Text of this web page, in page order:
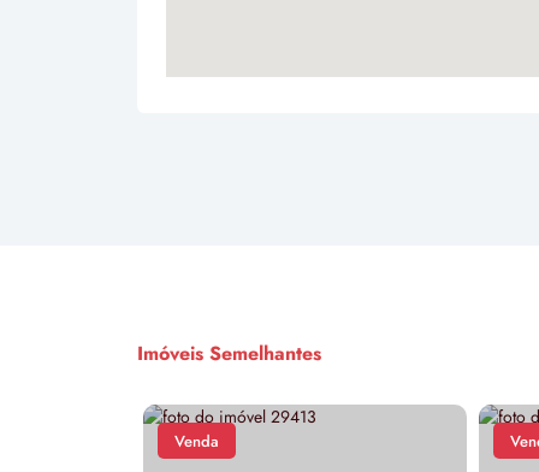
Imóveis Semelhantes
Venda